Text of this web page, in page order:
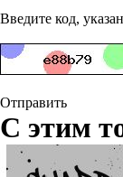
Введите код,
Отправить
С этим